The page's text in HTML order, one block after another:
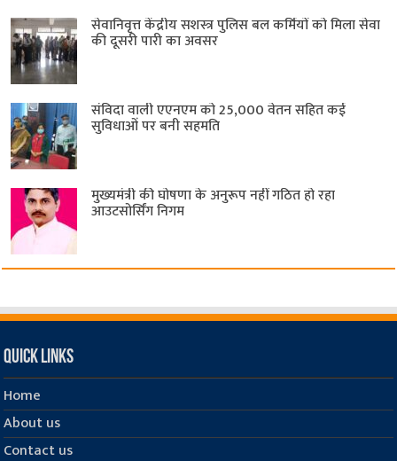
सेवानिवृत्त केंद्रीय सशस्त्र पुलिस बल ​कर्मियों को मिला सेवा
की दूसरी पारी का अवसर
संविदा वाली एएनएम को 25,000 वेतन सहित कई
सुविधाओं पर बनी सहमति
मुख्यमंत्री की घोषणा के अनुरूप नहीं गठित हो रहा
आउटसोर्सिंग निगम
Quick Links
Home
About us
Contact us